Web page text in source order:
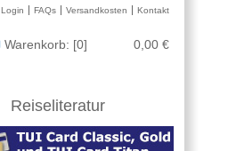
Kontakt
Versandkosten
FAQs
Login
Warenkorb: [0] 0,00 €
Reiseliteratur